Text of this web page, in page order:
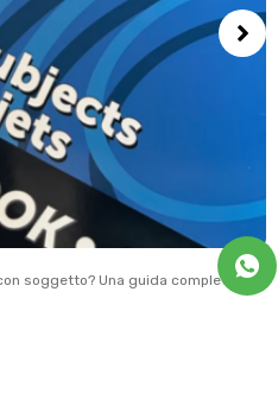
soggetto? Una guida completa